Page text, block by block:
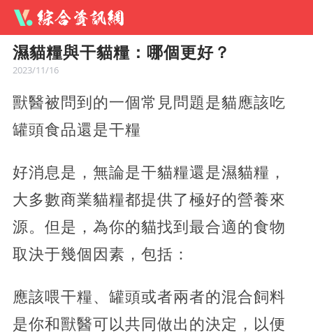
濕貓糧與干貓糧：哪個更好？
2023/11/16
獸醫被問到的一個常見問題是貓應該吃
罐頭食品還是干糧
好消息是，無論是干貓糧還是濕貓糧，
大多數商業貓糧都提供了極好的營養來
源。但是，為你的貓找到最合適的食物
取決于幾個因素，包括：
應該喂干糧、罐頭或者兩者的混合飼料
是你和獸醫可以共同做出的決定，以便